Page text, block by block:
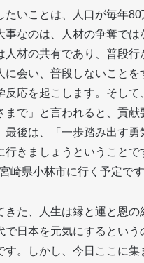
たいことは、人口が毎年
事なのは、人材の争奪では
人材の共有であり、普段行
に会い、普段しないことを
反応を起こします。そして
まで」と言われると、貢
最後は、「一歩踏み出す勇
行きましょうということで
崎県小林市に行く予定です
きた、人生は縁と運と恩の
で日本を元気にするという
す。しかし、今日ここに集